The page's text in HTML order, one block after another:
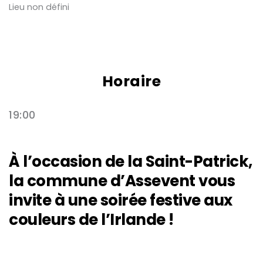
Lieu non défini
Horaire
19:00
À l’occasion de la Saint-Patrick,
la commune d’Assevent vous
invite à une soirée festive aux
couleurs de l’Irlande !